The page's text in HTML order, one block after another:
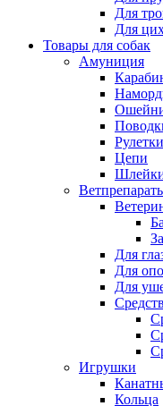
Для
Для
Товары для собак
Амуниция
Рулетки
Цепи
Для
Для
Для
Игрушки
Кольца